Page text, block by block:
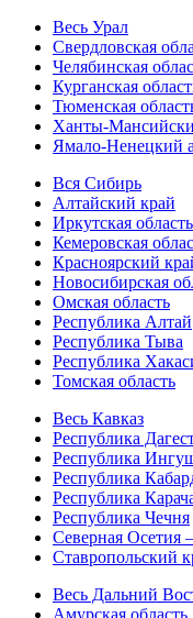
Весь Урал
Свердловская
Челябинская
Курганская
Тюменская
Ханты-
Ямало-Ненецкий
Вся Сибирь
Алтайский край
Иркутская область
Кемеровская
Красноярский
Новосибирская
Омская область
Республика Алтай
Республика Тыва
Республика
Томская область
Весь Кавказ
Республика
Республика
Республика
Республика
Республика Чечня
Северная Осетия
Ставропольский
Весь Дальний
Амурская область